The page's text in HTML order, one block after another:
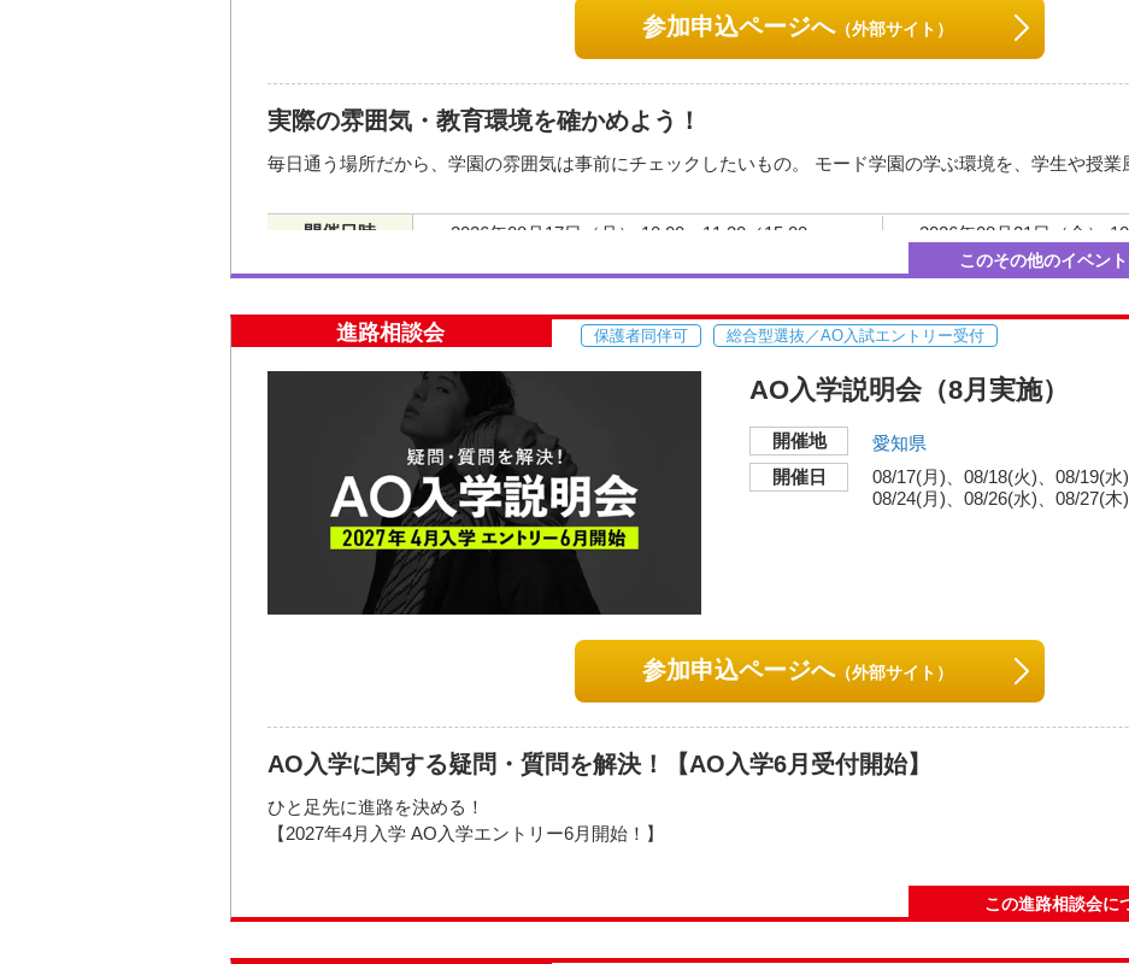
大きい地図で見る
参加方法・参加条件
※曜日によって見学できる学科・コースが異なります。
TEL: 052-582-0001 （入学相談室）
FAX: 052-582-0077
nyugaku.nagoya@mode.ac.jp
参加申込ページへ（外部サイト）
実際の雰囲気・教育環境を確かめよう！
毎日通う場所だから、学園の雰囲気は事前にチェックしたいもの。 モード学園の学ぶ環境を、学生や授業
開催日時
2026年08月17日（月） 10:00～11:30／15:00～
2026年08月21日（金）
16:30
16:30
16:30
大きい地図で見る
総合校舎 モード学園 ス
交通機関・最寄り駅
名古屋駅前、徒歩3分。
JR・地下鉄・名鉄・近鉄から
このその他のイベン
進路相談会 保護者同伴可 総合型選抜／AO入試エントリー受付
AO入学説明会（8月実施）
開催地
愛知県
開催日
08/17(月) 08/18(火) 08/19(水)
08/24(月)
08/26(水) 08/27(木)
参加申込ページへ（外部サイト）
AO入学に関する疑問・質問を解決！【AO入学6月受付開始】
ひと足先に進路を決める！
【2027年4月入学 AO入学エントリー6月開始！】
「エントリー資格」「エントリー方法」 「選考方法」「結果通知・出願許可」についてなど、AO入学に
この進路相談会に